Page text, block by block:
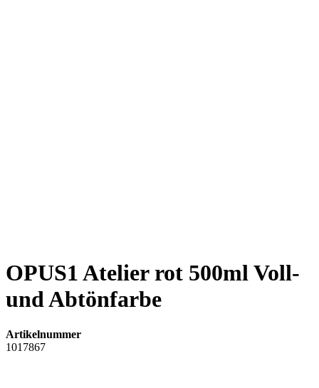
OPUS1 Atelier rot 500ml Voll-
und Abtönfarbe
Artikelnummer
1017867